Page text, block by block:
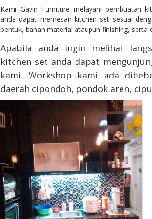
Kami Gavin Furniture melayani pembuatan
anda dapat memesan kitchen set sesuai
bentuk, bahan material ataupun finishing, serta
Apabila anda ingin melihat
kitchen set anda dapat
kami. Workshop kami ada
daerah cipondoh, pondok aren,